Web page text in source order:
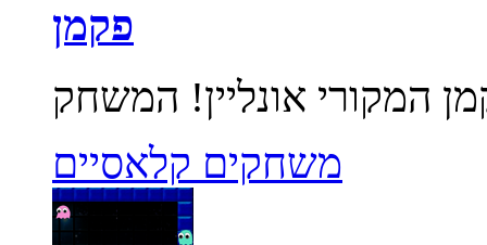
פקמן
משחקים קלאסיים